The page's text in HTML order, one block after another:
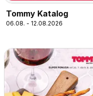
Tommy Katalog
06.08. - 12.08.2026